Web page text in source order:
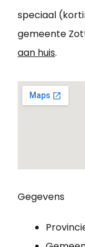
speciaal
gemeente
aan huis.
Gegevens